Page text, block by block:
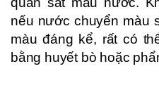
nếu nước chuyển màu
màu đáng kể, rất có
bằng huyết bò hoặc